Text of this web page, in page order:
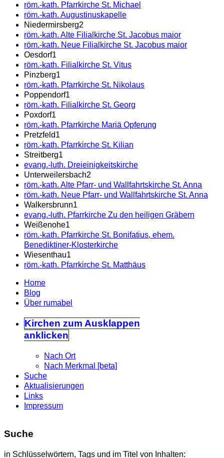
röm.-kath. Pfarrkirche St. Michael
röm.-kath. Augustinuskapelle
Niedermirsberg2
röm.-kath. Alte Filialkirche St. Jacobus maior
röm.-kath. Neue Filialkirche St. Jacobus maior
Oesdorf1
röm.-kath. Filialkirche St. Vitus
Pinzberg1
röm.-kath. Pfarrkirche St. Nikolaus
Poppendorf1
röm.-kath. Filialkirche St. Georg
Poxdorf1
röm.-kath. Pfarrkirche Mariä Opferung
Pretzfeld1
röm.-kath. Pfarrkirche St. Kilian
Streitberg1
evang.-luth. Dreieinigkeitskirche
Unterweilersbach2
röm.-kath. Alte Pfarr- und Wallfahrtskirche St. Anna
röm.-kath. Neue Pfarr- und Wallfahrtskirche St. Anna
Walkersbrunn1
evang.-luth. Pfarrkirche Zu den heiligen Gräbern
Weißenohe1
röm.-kath. Pfarrkirche St. Bonifatius, ehem.
Benediktiner-Klosterkirche
Wiesenthau1
röm.-kath. Pfarrkirche St. Matthäus
Home
Blog
Über rumabel
Kirchen zum Ausklappen
anklicken
Nach Ort
Nach Merkmal [beta]
Suche
Aktualisierungen
Links
Impressum
Suche
in Schlüsselwörtern, Tags und im Titel von Inhalten: